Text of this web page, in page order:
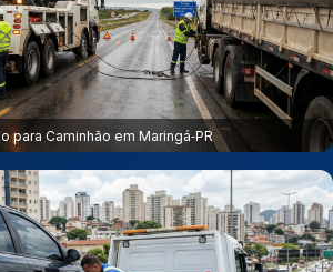
para Caminhão em Maringá‑PR